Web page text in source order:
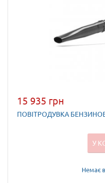
15 935 грн
ПОВІТРОДУВКА
У
Немає